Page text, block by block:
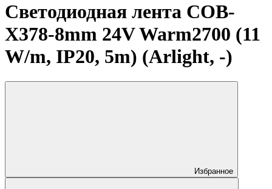
Светодиодная лента COB-
X378-8mm 24V Warm2700 (11
W/m, IP20, 5m) (Arlight, -)
Избранное